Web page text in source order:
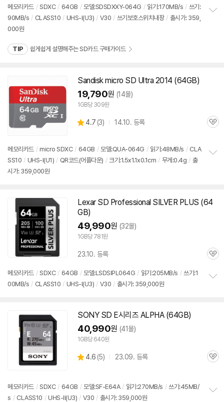
뷰
메모리 카드 / SDXC / 64GB / 모델:SDSDXXY-064G / 읽기:170MB/s / 쓰기:
90MB/s / CLASS10 / UHS-I(U3) / V30 / 쓰기보호스위치내장 / 출시가: 359,
000원
TIP 쉽게쉽게 설명해주는 SD카드 구매가이드
Sandisk micro SD Ultra 2014 (64GB)
19,790원 (14몰)
1GB당 309원
별
4.7 (상
3) 14.10. 등록
관
메모리 카드 / micro SDXC / 64GB / 모델:QUA-064G / 읽기:48MB/s / CLA
SS10 / UHS-I(U1) / QR코드(어플다운) / 크기:1.5x1.1x0.1cm / 무게:0.4g / 출
시가: 359,000원
Lexar SD Professional SILVER PLUS (64
GB)
49,990원 (32몰)
1GB당 781원
23.10. 등록
관
메모리 카드 / SDXC / 64GB / 모델:LSDSIPL064G / 읽기:205MB/s / 쓰기:1
00MB/s / CLASS10 / UHS-I(U3) / V30 / 출시가: 359,000원
SONY SD E시리즈 ALPHA (64GB)
40,990원 (41몰)
1GB당 640원
별
4.6 (상
뷰
5) 23.09. 등록
관
메모리 카드 / SDXC / 64GB / 모델:SF-E64A / 읽기:270MB/s / 쓰기:45MB/
s / CLASS10 / UHS-II(U3) / V30 / 출시가: 359,000원